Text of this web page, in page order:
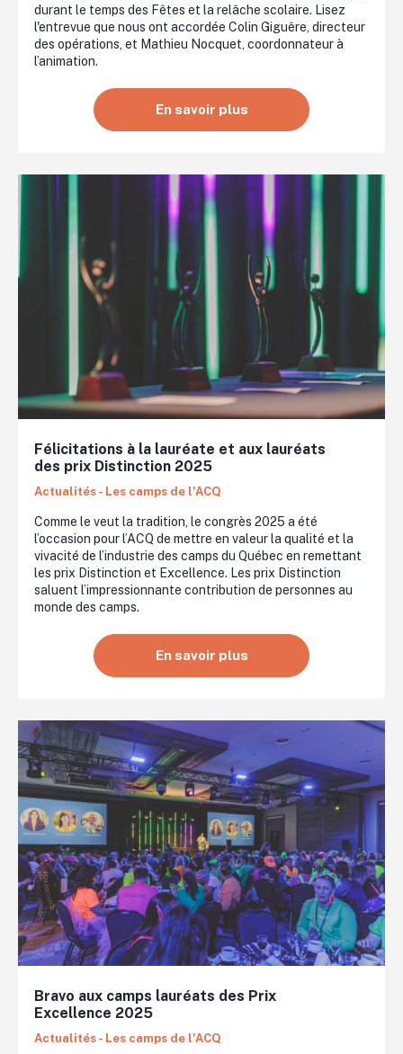
durant le temps des Fêtes et la relâche scolaire. Lisez
l'entrevue que nous ont accordée Colin Giguêre, directeur
des opérations, et Mathieu Nocquet, coordonnateur à
l’animation.
En savoir plus
Félicitations à la lauréate et aux lauréats
des prix Distinction 2025
Actualités - Les camps de l'ACQ
Comme le veut la tradition, le congrès 2025 a été
l’occasion pour l’ACQ de mettre en valeur la qualité et la
vivacité de l’industrie des camps du Québec en remettant
les prix Distinction et Excellence. Les prix Distinction
saluent l’impressionnante contribution de personnes au
monde des camps.
En savoir plus
Bravo aux camps lauréats des Prix
Excellence 2025
Actualités - Les camps de l'ACQ